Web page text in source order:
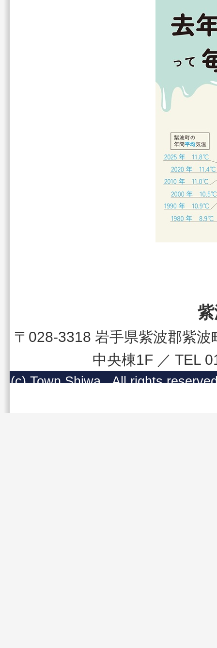
〒028-3318 岩手県紫波郡紫
中央棟1F ／ TEL
(c) Town Shiwa , All rights